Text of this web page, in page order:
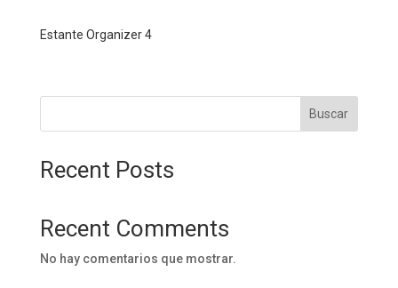
Estante Organizer 4
Buscar
Recent Posts
Recent Comments
No hay comentarios que mostrar.